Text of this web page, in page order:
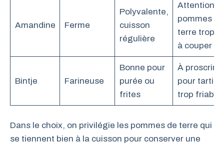
Amandine Ferme
Polyvalente,
cuisson
régulière
Attention
pommes de
terre trop
à couper
Bintje Farineuse
Bonne pour
purée ou
frites
À proscrire
pour
trop friable
Dans le choix, on privilégie les pommes de terre qui
se tiennent bien à la cuisson pour conserver une